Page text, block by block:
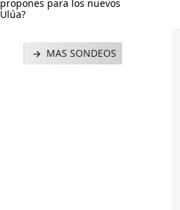
propones para los nuevos
Ulúa?
MAS SONDEOS